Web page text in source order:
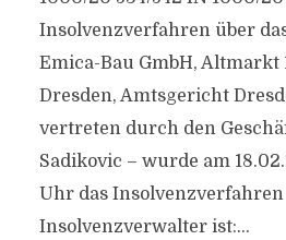
Insolvenzverfahren über
Emica-Bau GmbH, Altmarkt
Dresden, Amtsgericht
vertreten durch den
Sadikovic – wurde am
Uhr das
Insolvenzverwalter ist:...